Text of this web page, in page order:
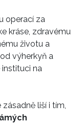
operací za
kráse, zdravému
životu a
výherkyň a
na
liší i tím,